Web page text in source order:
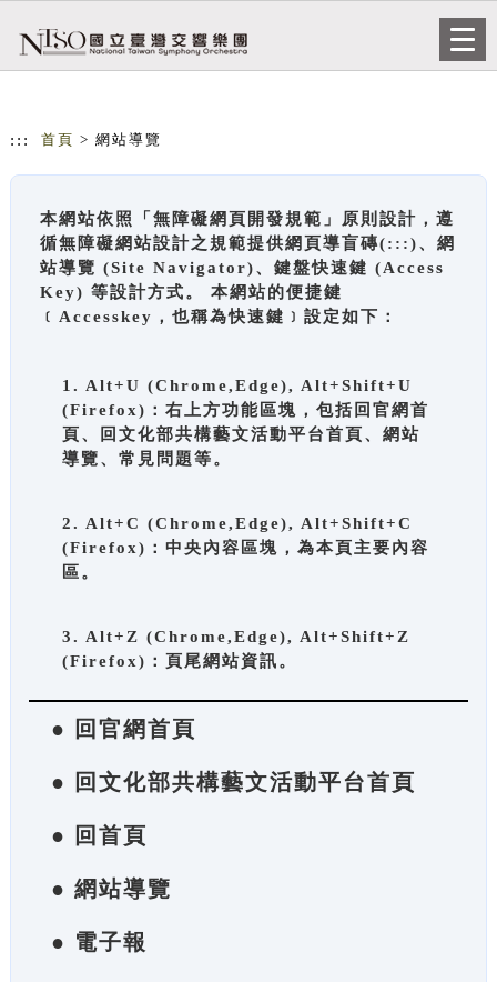
::: 首頁 > 網站導覽
本網站依照「無障礙網頁開發規範」原則設計，遵
循無障礙網站設計之規範提供網頁導盲磚(:::)、網
站導覽 (Site Navigator)、鍵盤快速鍵 (Access
Key) 等設計方式。 本網站的便捷鍵
﹝Accesskey，也稱為快速鍵﹞設定如下：
1. Alt+U (Chrome,Edge), Alt+Shift+U
(Firefox)：右上方功能區塊，包括回官網首
頁、回文化部共構藝文活動平台首頁、網站
導覽、常見問題等。
2. Alt+C (Chrome,Edge), Alt+Shift+C
(Firefox)：中央內容區塊，為本頁主要內容
區。
3. Alt+Z (Chrome,Edge), Alt+Shift+Z
(Firefox)：頁尾網站資訊。
● 回官網首頁
● 回文化部共構藝文活動平台首頁
● 回首頁
● 網站導覽
● 電子報